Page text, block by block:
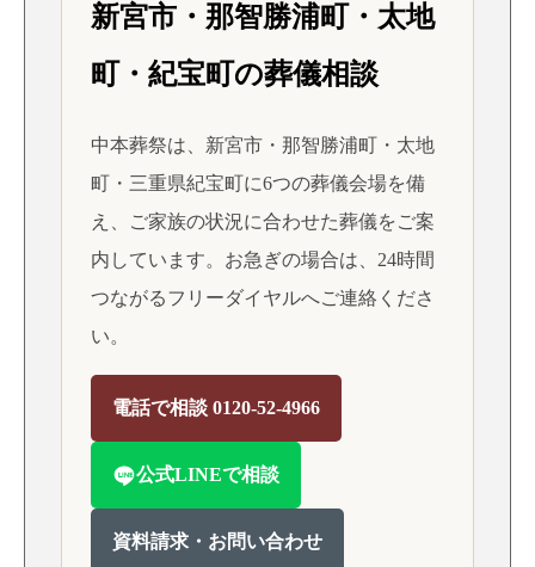
新宮市・那智勝浦町・太地
町・紀宝町の葬儀相談
中本葬祭は、新宮市・那智勝浦町・太地
町・三重県紀宝町に6つの葬儀会場を備
え、ご家族の状況に合わせた葬儀をご案
内しています。お急ぎの場合は、24時間
つながるフリーダイヤルへご連絡くださ
い。
電話で相談 0120-52-4966
公式LINEで相談
資料請求・お問い合わせ